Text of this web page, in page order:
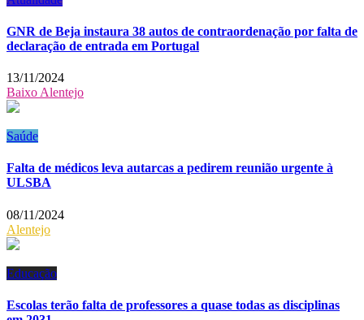
GNR de Beja instaura 38 autos de contraordenação por falta de
declaração de entrada em Portugal
13/11/2024
Baixo Alentejo
Saúde
Falta de médicos leva autarcas a pedirem reunião urgente à
ULSBA
08/11/2024
Alentejo
Educação
Escolas terão falta de professores a quase todas as disciplinas